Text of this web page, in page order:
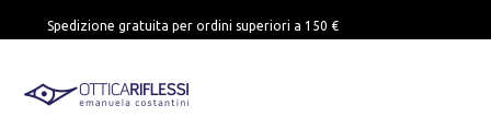
Spedizione gratuita per ordini superiori a 150 €